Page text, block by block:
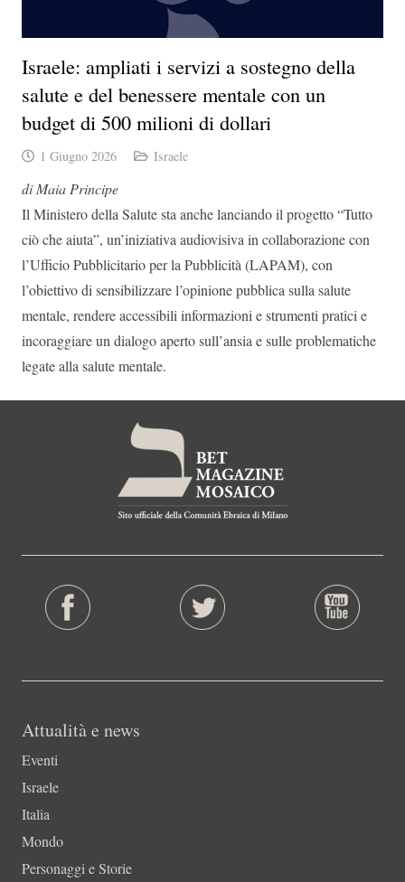
Israele: ampliati i servizi a sostegno della
salute e del benessere mentale con un
budget di 500 milioni di dollari
1 Giugno 2026 Israele
di Maia Principe
Il Ministero della Salute sta anche lanciando il progetto “Tutto
ciò che aiuta”, un’iniziativa audiovisiva in collaborazione con
l’Ufficio Pubblicitario per la Pubblicità (LAPAM), con
l’obiettivo di sensibilizzare l’opinione pubblica sulla salute
mentale, rendere accessibili informazioni e strumenti pratici e
incoraggiare un dialogo aperto sull’ansia e sulle problematiche
legate alla salute mentale.
Attualità e news
Eventi
Israele
Italia
Mondo
Personaggi e Storie